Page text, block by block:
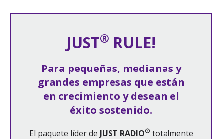
JUST® RULE!
Para pequeñas, medianas y
grandes empresas que están
en crecimiento y desean el
éxito sostenido.
El paquete líder de JUST RADIO® totalmente